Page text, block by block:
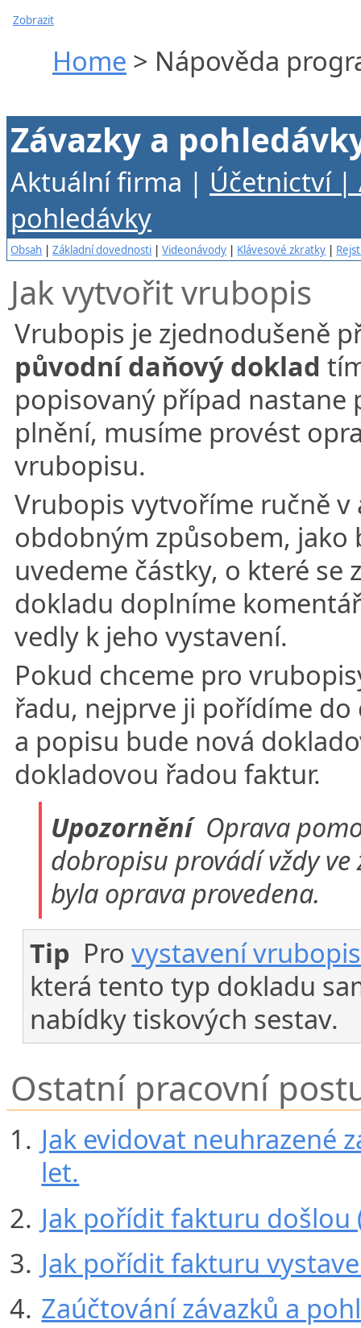
Zobrazit
Home > Nápověda
Závazky a
Aktuální firma | Účetnictví |
pohledávky
Obsah |Základní dovednosti |Videonávody | Klávesové zkratky |
Jak vytvořit vrubopis
Vrubopis je zjednodušeně
původní daňový doklad
popisovaný případ
plnění, musíme provést
vrubopisu.
Vrubopis vytvoříme ručně v
obdobným způsobem,
uvedeme částky, o které
dokladu doplníme
vedly k jeho vystavení.
Pokud chceme pro
řadu, nejprve ji pořídíme
a popisu bude nová
dokladovou řadou faktur.
UpozorněníOprava
dobropisu provádí vždy
byla oprava provedena.
Tip Provystavení
která tento typ dokladu
nabídky tiskových sestav.
Ostatní pracovní
Jak evidovat neuhrazené
let.
Jak pořídit fakturu došlou
Jak pořídit fakturu
Zaúčtování závazků a